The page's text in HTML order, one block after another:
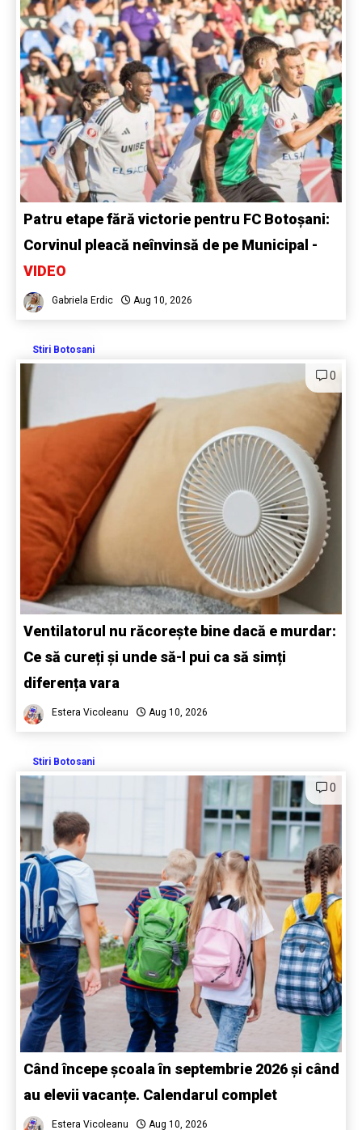
Patru etape fără victorie pentru FC Botoșani:
Corvinul pleacă neînvinsă de pe Municipal -
VIDEO
Gabriela Erdic Aug 10, 2026
Stiri Botosani
0
Ventilatorul nu răcorește bine dacă e murdar:
Ce să cureți și unde să-l pui ca să simți
diferența vara
Estera Vicoleanu Aug 10, 2026
Stiri Botosani
0
Când începe școala în septembrie 2026 și când
au elevii vacanțe. Calendarul complet
Estera Vicoleanu Aug 10, 2026